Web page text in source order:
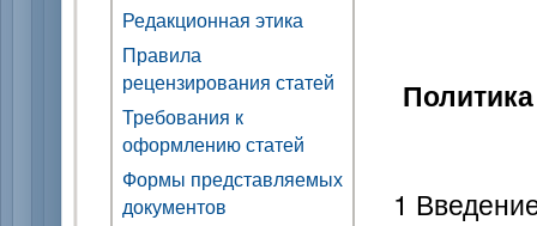
Редакционная этика
Правила
рецензирования статей
Требования к
оформлению статей
Формы представляемых
документов
1